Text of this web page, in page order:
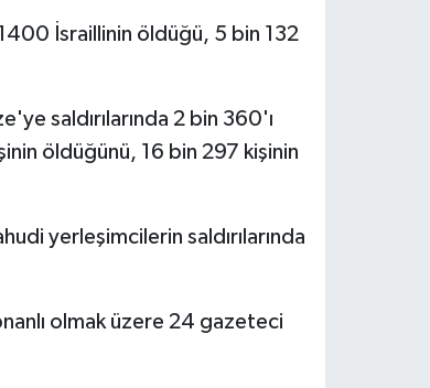
İsraillinin öldüğü, 5 bin 132
saldırılarında 2 bin 360'ı
öldüğünü, 16 bin 297 kişinin
yerleşimcilerin saldırılarında
olmak üzere 24 gazeteci